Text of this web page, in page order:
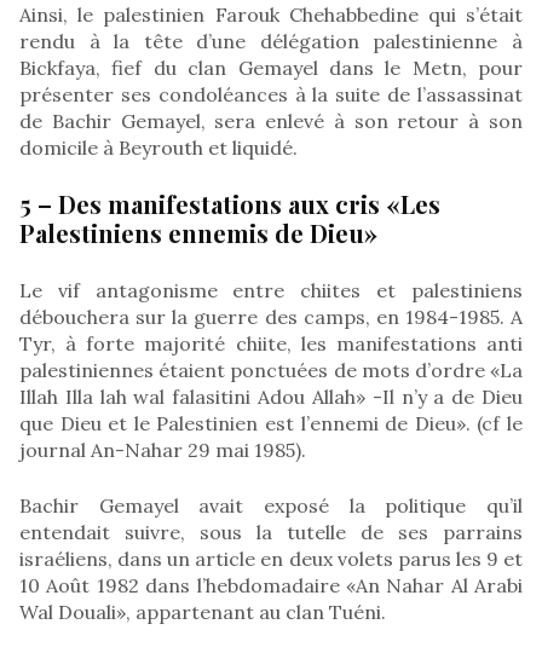
Ainsi, le palestinien Farouk Chehabbedine qui s’était
rendu à la tête d’une délégation palestinienne à
Bickfaya, fief du clan Gemayel dans le Metn, pour
présenter ses condoléances à la suite de l’assassinat
de Bachir Gemayel, sera enlevé à son retour à son
domicile à Beyrouth et liquidé.
5 – Des manifestations aux cris «Les
Palestiniens ennemis de Dieu»
Le vif antagonisme entre chiites et palestiniens
débouchera sur la guerre des camps, en 1984-1985. A
Tyr, à forte majorité chiite, les manifestations anti
palestiniennes étaient ponctuées de mots d’ordre «La
Illah Illa lah wal falasitini Adou Allah» -Il n’y a de Dieu
que Dieu et le Palestinien est l’ennemi de Dieu». (cf le
journal An-Nahar 29 mai 1985).
Bachir Gemayel avait exposé la politique qu’il
entendait suivre, sous la tutelle de ses parrains
israéliens, dans un article en deux volets parus les 9 et
10 Août 1982 dans l’hebdomadaire «An Nahar Al Arabi
Wal Douali», appartenant au clan Tuéni.